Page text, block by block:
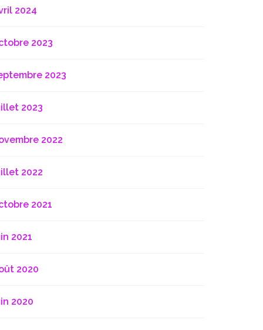
2024
2023
2023
2023
2022
2022
2021
2021
2020
2020